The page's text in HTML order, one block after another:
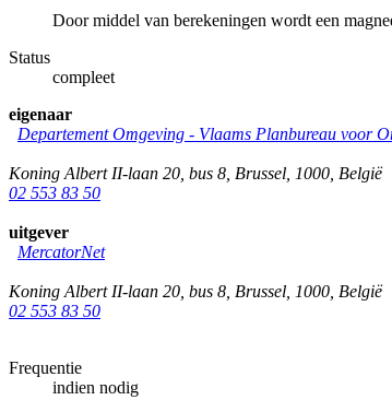
Door middel van berekeningen wordt een
Status
compleet
eigenaar
Departement Omgeving - Vlaams Planbureau voor
Koning Albert II-laan 20, bus 8 Brussel 1000 België
02 553 83 50
uitgever
MercatorNet
Koning Albert II-laan 20, bus 8 Brussel 1000 België
02 553 83 50
Frequentie
indien nodig